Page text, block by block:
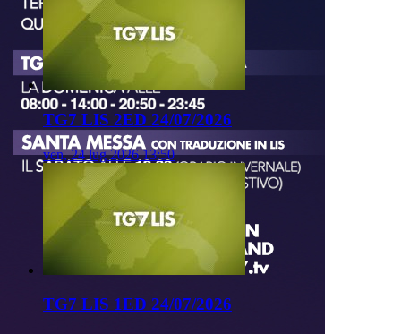
TG7 LIS 2ED 24/07/2026
ven, 24 lug 2026 13:50
TG7 LIS 1ED 24/07/2026